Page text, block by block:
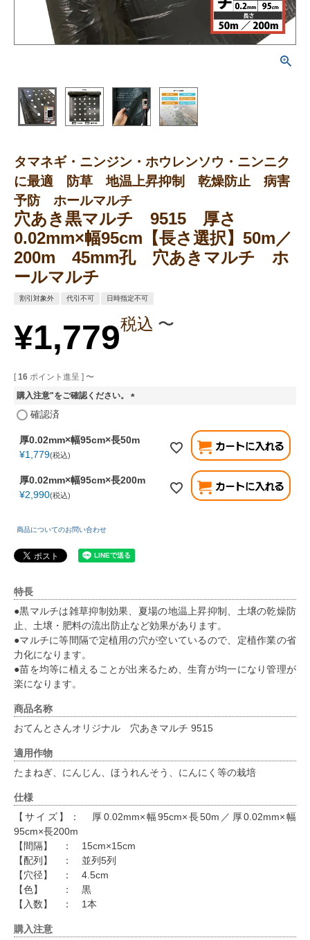
タマネギ・ニンジン・ホウレンソウ・ニンニク
に最適 防草 地温上昇抑制 乾燥防止 病害
予防 ホールマルチ
穴あき黒マルチ 9515 厚さ
0.02mm×幅95cm【長さ選択】50m／
200m 45mm孔 穴あきマルチ ホ
ールマルチ
割引対象外 代引不可 日時指定不可
¥1,779税込 〜
[ 16 ポイント進呈 ] 〜
購入注意"をご確認ください。
確認済
厚0.02mm×幅95cm×長50m
¥1,779 税込
厚0.02mm×幅95cm×長200m
¥2,990 税込
商品についてのお問い合わせ
特長
●黒マルチは雑草抑制効果、夏場の地温上昇抑制、土壌の乾燥防
止、土壌・肥料の流出防止など効果があります。
●マルチに等間隔で定植用の穴が空いているので、定植作業の省
力化になります。
●苗を均等に植えることが出来るため、生育が均一になり管理が
楽になります。
商品名称
おてんとさんオリジナル 穴あきマルチ 9515
適用作物
たまねぎ、にんじん、ほうれんそう、にんにく等の栽培
仕様
【サイズ】： 厚0.02mm×幅95cm×長50m／厚0.02mm×幅
95cm×長200m
【間隔】 ： 15cm×15cm
【配列】 ： 並列5列
【穴径】 ： 4.5cm
【色】 ： 黒
【入数】 ： 1本
購入注意